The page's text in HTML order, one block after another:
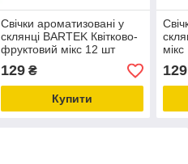
Свічки ароматизовані у
склянці BARTEK Квітково-
фруктовий мікс 12 шт
129₴
Купити
129